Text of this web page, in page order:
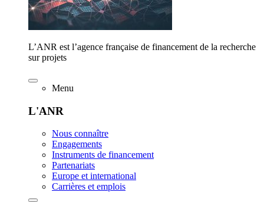
L’ANR est l’agence française de financement de la recherche
sur projets
Menu
L'ANR
Nous connaître
Engagements
Instruments de financement
Partenariats
Europe et international
Carrières et emplois